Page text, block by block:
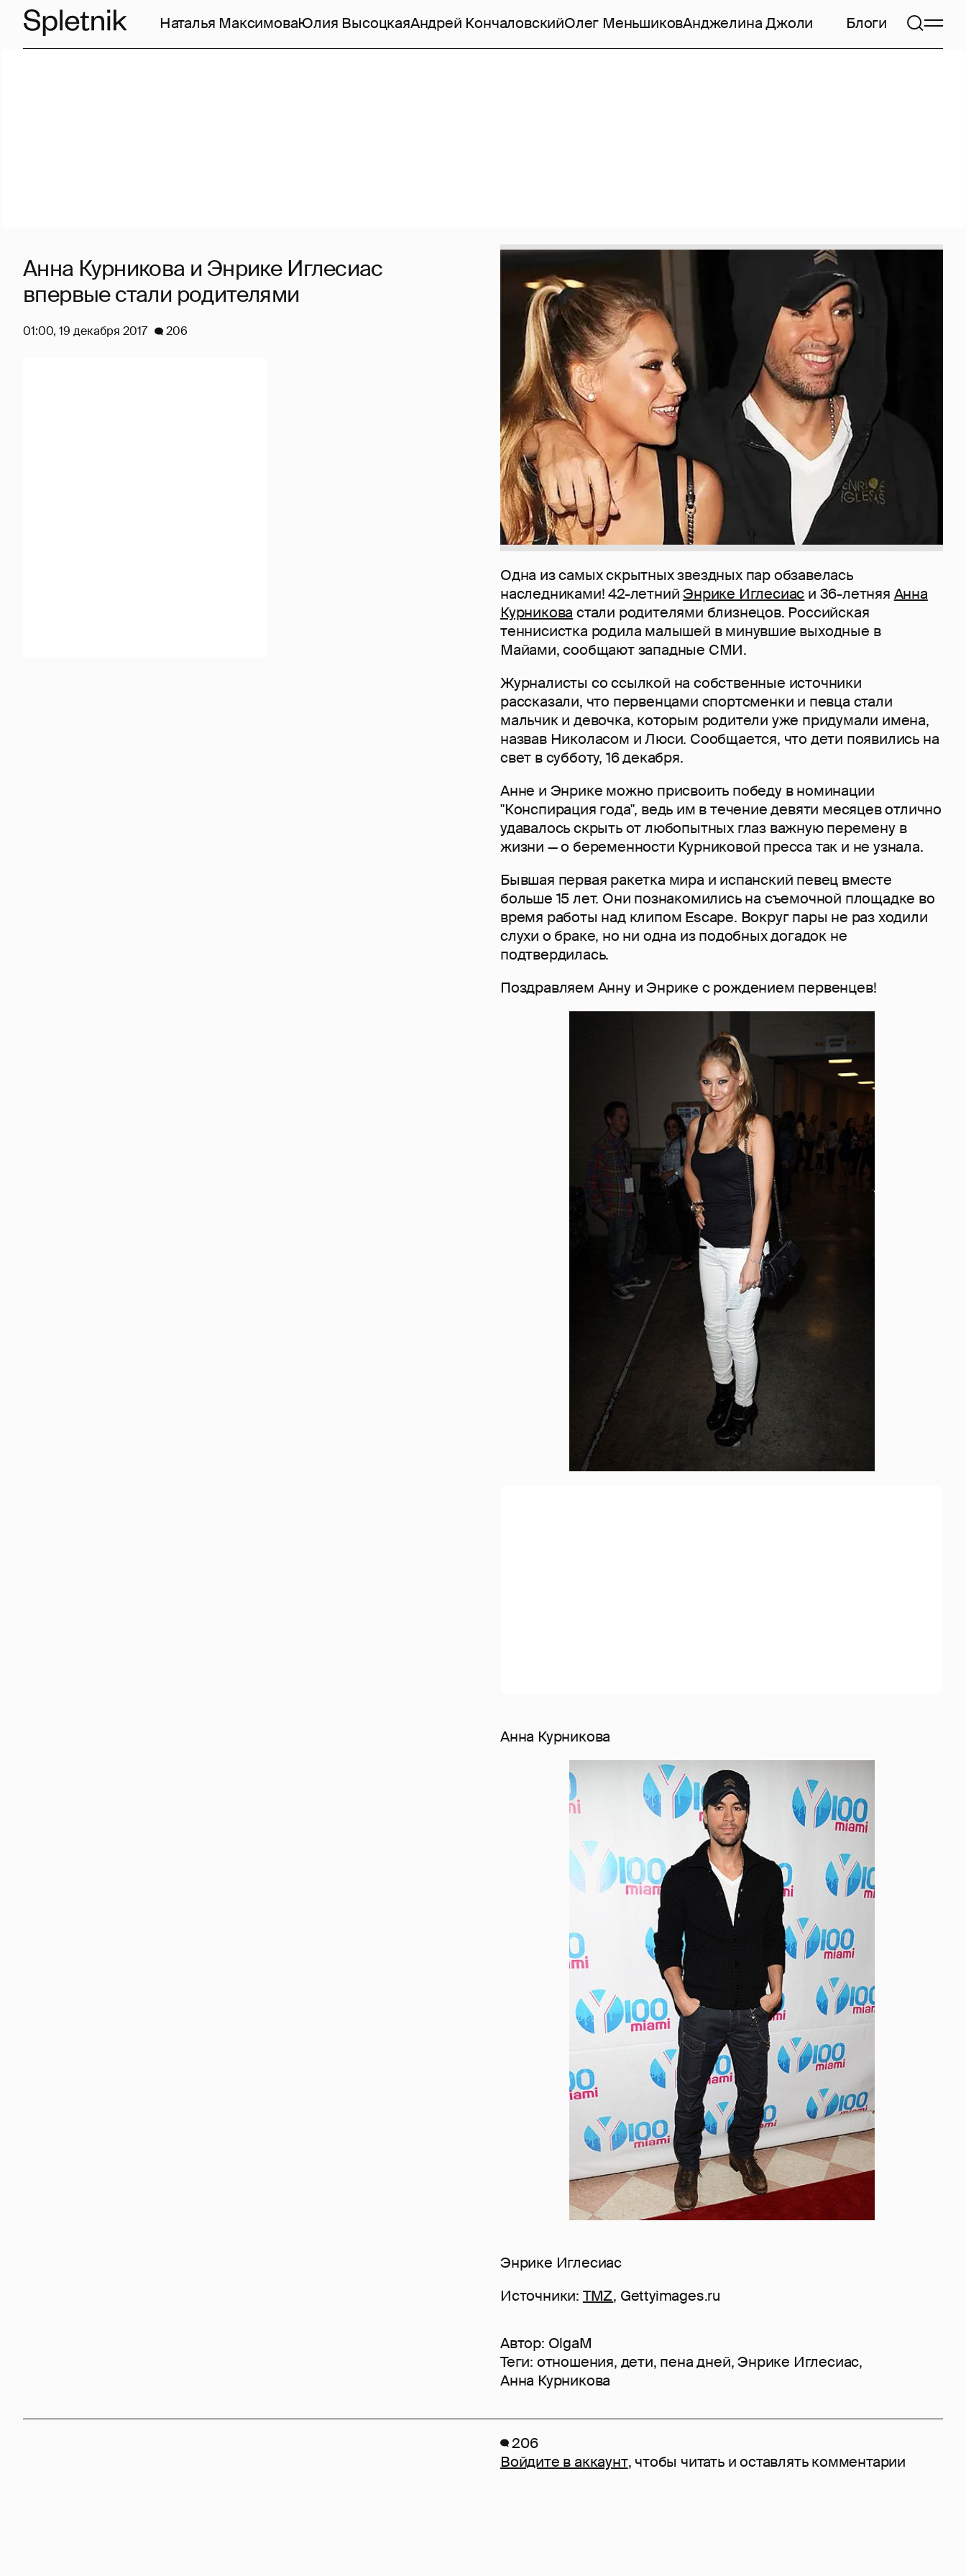
Наталья МаксимоваЮлия ВысоцкаяАндрей КончаловскийОлег МеньшиковАнджелина Джоли Блоги
Одна из самых скрытных звездных пар обзавелась
наследниками! 42-летнийЭнрике Иглесиас и 36-летняя Анна
Курникова стали родителями близнецов. Российская
теннисистка родила малышей в минувшие выходные в
Майами, сообщают западные СМИ.
Журналисты со ссылкой на собственные источники
рассказали, что первенцами спортсменки и певца стали
мальчик и девочка, которым родители уже придумали имена,
назвав Николасом и Люси. Сообщается, что дети появились на
свет в субботу, 16 декабря.
Анне и Энрике можно присвоить победу в номинации
"Конспирация года", ведь им в течение девяти месяцев отлично
удавалось скрыть от любопытных глаз важную перемену в
жизни — о беременности Курниковой пресса так и не узнала.
Бывшая первая ракетка мира и испанский певец вместе
больше 15 лет. Они познакомились на съемочной площадке во
время работы над клипом Escape. Вокруг пары не раз ходили
слухи о браке, но ни одна из подобных догадок не
подтвердилась.
Поздравляем Анну и Энрике с рождением первенцев!
Анна Курникова
Энрике Иглесиас
Источники: TMZ, Gettyimages.ru
Автор: OlgaM
Теги: отношения, дети, пена дней,Энрике Иглесиас,
Анна Курникова
Анна Курникова и Энрике Иглесиас
впервые стали родителями
01:00, 19 декабря 2017 206
206
Войдите в аккаунт, чтобы читать и оставлять комментарии